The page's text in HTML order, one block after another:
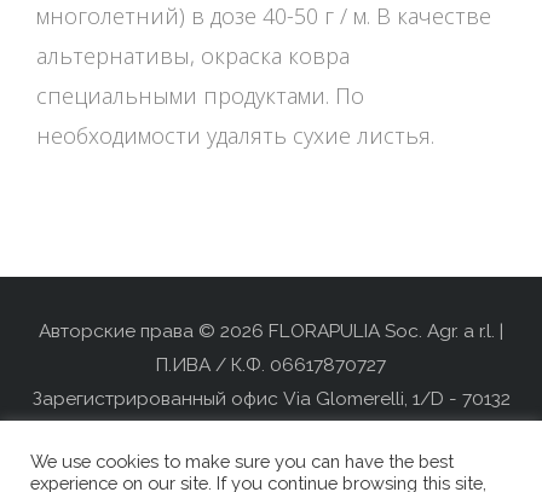
многолетний) в дозе 40-50 г / м. В качестве
альтернативы, окраска ковра
специальными продуктами. По
необходимости удалять сухие листья.
Авторские права © 2026 FLORAPULIA Soc. Agr. a r.l. |
П.ИВА / К.Ф. 06617870727
Зарегистрированный офис Via Glomerelli, 1/D - 70132
При поддержкеStudi Web S.r.l.
We use cookies to make sure you can have the best
experience on our site. If you continue browsing this site,